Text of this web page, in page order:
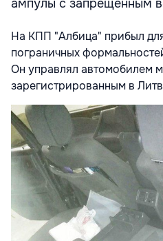
ампулы с запрещенным
На КПП "Албица" прибыл
пограничных
Он управлял автомобилем
зарегистрированным в